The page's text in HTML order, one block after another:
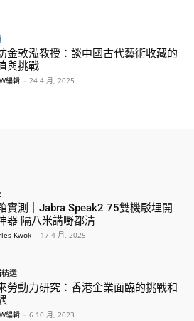
金敦泓教授：談中國古代藝術收藏的
與挑戰
編輯 - 24 4 月, 2025
實測｜Jabra Speak2 75雙機駁埋開
器 隔八米講嘢都清
Kwok - 17 4 月, 2025
選
勞動力研究：香港企業面臨的挑戰和
編輯 - 6 10 月, 2023